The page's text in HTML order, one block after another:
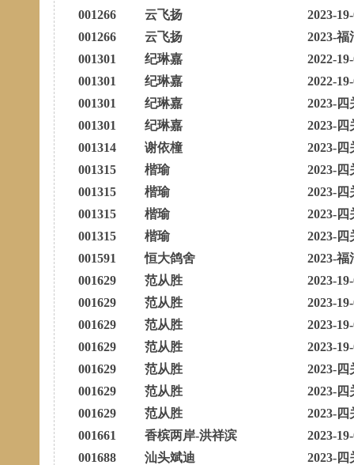
001266
云飞扬
2023-
001266
云飞扬
2023-福
001301
纪琳嘉
2022-
001301
纪琳嘉
2022-
001301
纪琳嘉
2023-四
001301
纪琳嘉
2023-四
001314
谢依橦
2023-四
001315
楷瑜
2023-四
001315
楷瑜
2023-四
001315
楷瑜
2023-四
001315
楷瑜
2023-四
001591
恒大鸽舍
2023-福
001629
范从胜
2023-
001629
范从胜
2023-
001629
范从胜
2023-
001629
范从胜
2023-
001629
范从胜
2023-四
001629
范从胜
2023-四
001629
范从胜
2023-四
001661
香槟两岸-洪祥滨
2023-
001688
汕头斌迪
2023-四